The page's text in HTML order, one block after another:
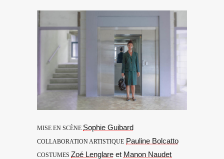
MISE EN SCÈNE Sophie Guibard
COLLABORATION ARTISTIQUE Pauline Bolcatto
COSTUMES Zoé Lenglare et Manon Naudet